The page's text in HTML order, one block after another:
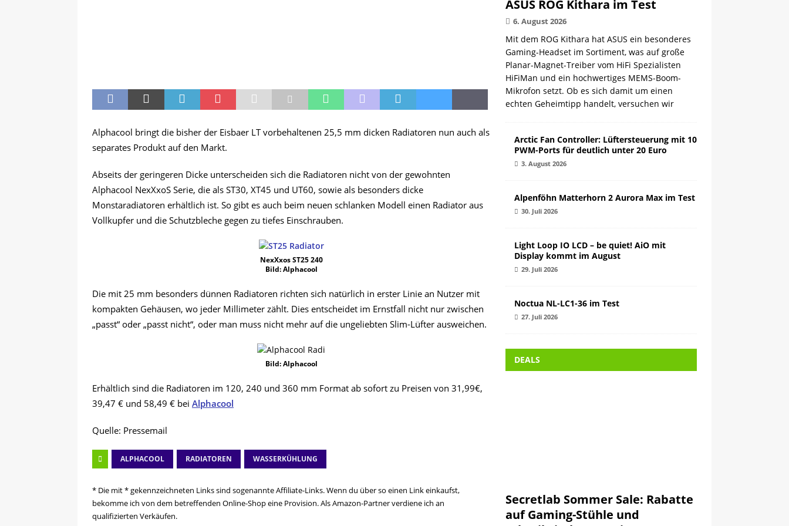
Alphacool bringt die bisher der Eisbaer LT vorbehaltenen 25,5 mm dicken Radiatoren nun auch als
separates Produkt auf den Markt.
Abseits der geringeren Dicke unterscheiden sich die Radiatoren nicht von der gewohnten
Alphacool NexXxoS Serie, die als ST30, XT45 und UT60, sowie als besonders dicke
Monstaradiatoren erhältlich ist. So gibt es auch beim neuen schlanken Modell einen Radiator aus
Vollkupfer und die Schutzbleche gegen zu tiefes Einschrauben.
NexXxos ST25 240
Bild: Alphacool
Die mit 25 mm besonders dünnen Radiatoren richten sich natürlich in erster Linie an Nutzer mit
kompakten Gehäusen, wo jeder Millimeter zählt. Dies entscheidet im Ernstfall nicht nur zwischen
„passt“ oder „passt nicht“, oder man muss nicht mehr auf die ungeliebten Slim-Lüfter ausweichen.
Bild: Alphacool
Erhältlich sind die Radiatoren im 120, 240 und 360 mm Format ab sofort zu Preisen von 31,99€,
39,47 € und 58,49 € bei Alphacool
Quelle: Pressemail
ALPHACOOL RADIATOREN WASSERKÜHLUNG
* Die mit * gekennzeichneten Links sind sogenannte Affiliate-Links. Wenn du über so einen Link einkaufst,
bekomme ich von dem betreffenden Online-Shop eine Provision. Als Amazon-Partner verdiene ich an
qualifizierten Verkäufen.
ASUS ROG Kithara im Test
6. August 2026
Mit dem ROG Kithara hat ASUS ein besonderes
Gaming-Headset im Sortiment, was auf große
Planar-Magnet-Treiber vom HiFi Spezialisten
HiFiMan und ein hochwertiges MEMS-Boom-
Mikrofon setzt. Ob es sich damit um einen
echten Geheimtipp handelt, versuchen wir
Arctic Fan Controller: Lüftersteuerung mit 10
PWM-Ports für deutlich unter 20 Euro
3. August 2026
Alpenföhn Matterhorn 2 Aurora Max im Test
30. Juli 2026
Light Loop IO LCD – be quiet! AiO mit
Display kommt im August
29. Juli 2026
Noctua NL-LC1-36 im Test
27. Juli 2026
DEALS
Secretlab Sommer Sale: Rabatte
auf Gaming-Stühle und